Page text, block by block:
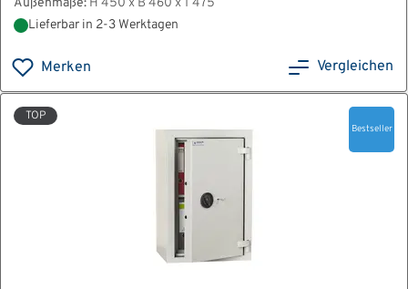
Außenmaße: H 450 x B 460 x T 475
Lieferbar in 2-3 Werktagen
Merken Vergleichen
TOP
Bestseller